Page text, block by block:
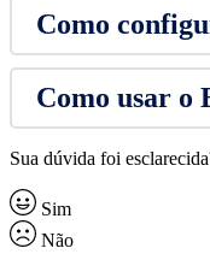
Como
Como usar o
Sua dúvida foi
Sim
Não